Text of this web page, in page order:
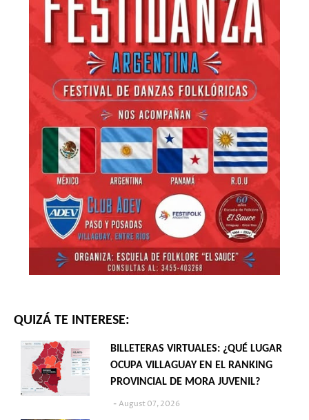
QUIZÁ TE INTERESE:
BILLETERAS VIRTUALES: ¿QUÉ LUGAR
OCUPA VILLAGUAY EN EL RANKING
PROVINCIAL DE MORA JUVENIL?
August 07, 2026